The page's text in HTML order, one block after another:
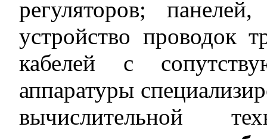
регуляторов;
устройство проводок
кабелей с
аппаратуры